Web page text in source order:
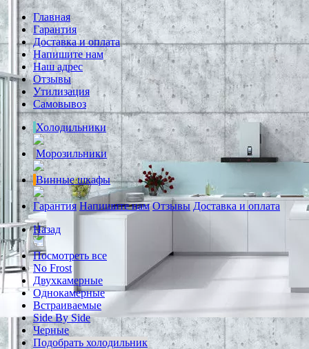
Главная
Гарантия
Доставка и оплата
Напишите нам
Наш адрес
Отзывы
Утилизация
Самовывоз
Холодильники
Морозильники
Винные шкафы
Гарантия Напишите нам Отзывы Доставка и оплата
Назад
Посмотреть все
No Frost
Двухкамерные
Однокамерные
Встраиваемые
Side By Side
Черные
Подобрать холодильник